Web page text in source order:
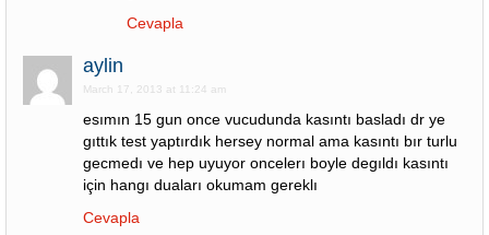
Cevapla
aylin
March 17, 2013 at 11:24 am
esımın 15 gun once vucudunda kasıntı basladı dr ye
gıttık test yaptırdık hersey normal ama kasıntı bır turlu
gecmedı ve hep uyuyor oncelerı boyle degıldı kasıntı
için hangı duaları okumam gereklı
Cevapla